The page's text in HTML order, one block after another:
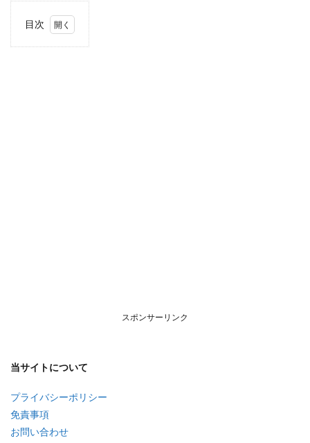
目次
スポンサーリンク
当サイトについて
プライバシーポリシー
免責事項
お問い合わせ